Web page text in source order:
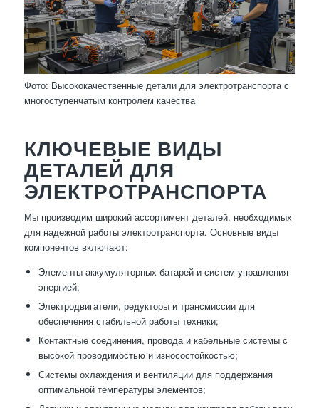
Фото: Высококачественные детали для электротранспорта с
многоступенчатым контролем качества
КЛЮЧЕВЫЕ ВИДЫ
ДЕТАЛЕЙ ДЛЯ
ЭЛЕКТРОТРАНСПОРТА
Мы производим широкий ассортимент деталей, необходимых
для надежной работы электротранспорта. Основные виды
компонентов включают:
Элементы аккумуляторных батарей и систем управления
энергией;
Электродвигатели, редукторы и трансмиссии для
обеспечения стабильной работы техники;
Контактные соединения, провода и кабельные системы с
высокой проводимостью и износостойкостью;
Системы охлаждения и вентиляции для поддержания
оптимальной температуры элементов;